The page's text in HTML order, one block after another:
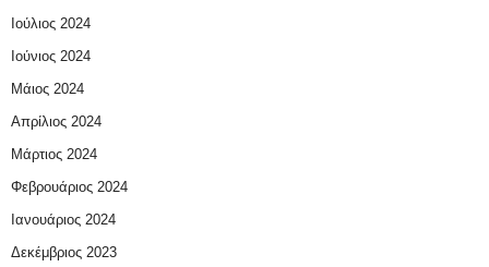
Ιούλιος 2024
Ιούνιος 2024
Μάιος 2024
Απρίλιος 2024
Μάρτιος 2024
Φεβρουάριος 2024
Ιανουάριος 2024
Δεκέμβριος 2023